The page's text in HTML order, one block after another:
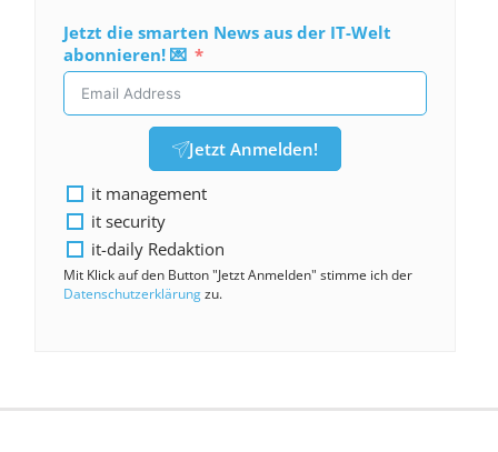
Jetzt die smarten News aus der IT-Welt
abonnieren! 💌
Jetzt Anmelden!
it management
it security
it-daily Redaktion
Mit Klick auf den Button "Jetzt Anmelden" stimme ich der
Datenschutzerklärungzu.